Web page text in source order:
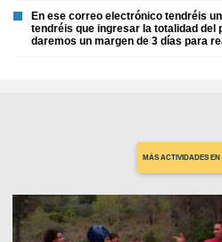
En ese correo electrónico tendréis
tendréis que ingresar la totalidad del
daremos un margen de 3 días para
MÁS ACTIVIDADES EN